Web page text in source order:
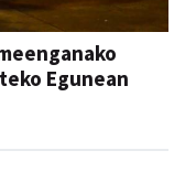
Egunean